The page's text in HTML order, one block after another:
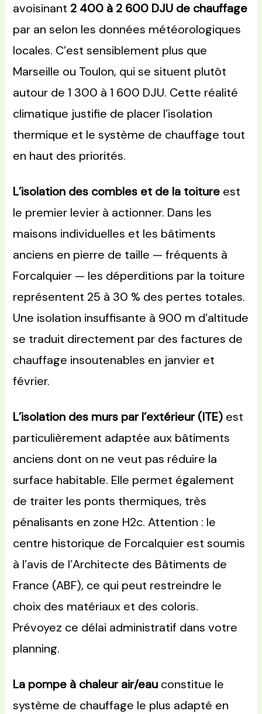
avoisinant 2 400 à 2 600 DJU de chauffage
par an selon les données météorologiques
locales. C’est sensiblement plus que
Marseille ou Toulon, qui se situent plutôt
autour de 1 300 à 1 600 DJU. Cette réalité
climatique justifie de placer l’isolation
thermique et le système de chauffage tout
en haut des priorités.
L’isolation des combles et de la toiture est
le premier levier à actionner. Dans les
maisons individuelles et les bâtiments
anciens en pierre de taille — fréquents à
Forcalquier — les déperditions par la toiture
représentent 25 à 30 % des pertes totales.
Une isolation insuffisante à 900 m d’altitude
se traduit directement par des factures de
chauffage insoutenables en janvier et
février.
L’isolation des murs par l’extérieur (ITE) est
particulièrement adaptée aux bâtiments
anciens dont on ne veut pas réduire la
surface habitable. Elle permet également
de traiter les ponts thermiques, très
pénalisants en zone H2c. Attention : le
centre historique de Forcalquier est soumis
à l’avis de l’Architecte des Bâtiments de
France (ABF), ce qui peut restreindre le
choix des matériaux et des coloris.
Prévoyez ce délai administratif dans votre
planning.
La pompe à chaleur air/eau constitue le
système de chauffage le plus adapté en